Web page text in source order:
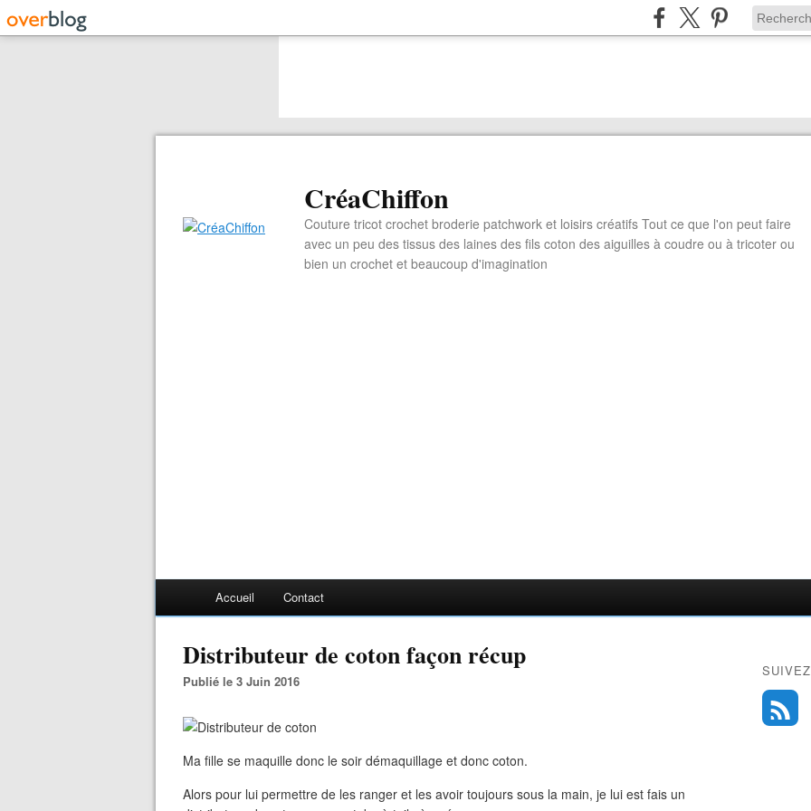
CréaChiffon
Couture tricot crochet broderie patchwork et loisirs créatifs Tout ce que l'on peut faire
avec un peu des tissus des laines des fils coton des aiguilles à coudre ou à tricoter ou
bien un crochet et beaucoup d'imagination
Accueil Contact
Distributeur de coton façon récup
Publié le 3 Juin 2016
Ma fille se maquille donc le soir démaquillage et donc coton.
Alors pour lui permettre de les ranger et les avoir toujours sous la main, je lui est fais un